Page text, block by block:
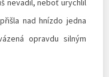
nevadil, neboť urychlil
nad hnízdo jedna
opravdu silným